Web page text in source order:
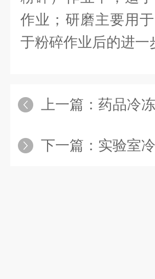
作业；研磨主要用
于粉碎作业后的进一
上一篇： 药品冷冻
下一篇： 实验室冷